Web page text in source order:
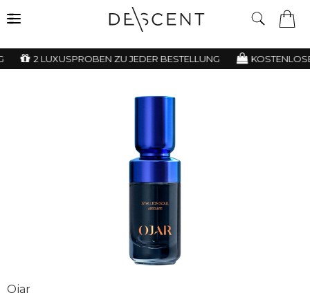
2 LUXUSPROBEN ZU JEDER BESTELLUNG
Ojar